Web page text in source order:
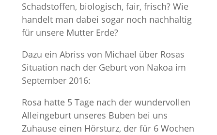
Schadstoffen, biologisch, fair, frisch? Wie
handelt man dabei sogar noch nachhaltig
für unsere Mutter Erde?
Dazu ein Abriss von Michael über Rosas
Situation nach der Geburt von Nakoa im
September 2016:
Rosa hatte 5 Tage nach der wundervollen
Alleingeburt unseres Buben bei uns
Zuhause einen Hörsturz, der für 6 Wochen